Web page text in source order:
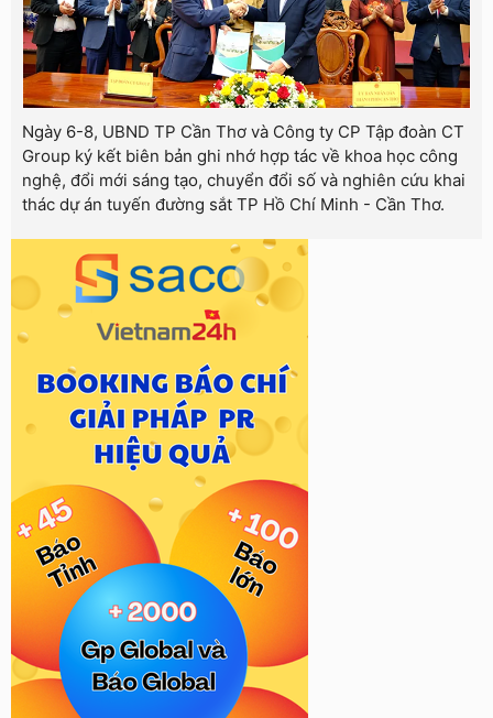
Ngày 6-8, UBND TP Cần Thơ và Công ty CP Tập đoàn CT
Group ký kết biên bản ghi nhớ hợp tác về khoa học công
nghệ, đổi mới sáng tạo, chuyển đổi số và nghiên cứu khai
thác dự án tuyến đường sắt TP Hồ Chí Minh - Cần Thơ.